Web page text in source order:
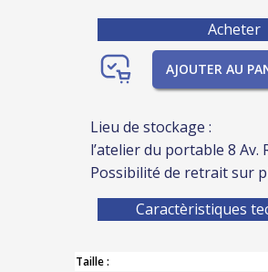
Acheter
AJOUTER AU
Lieu de stockage :
l’atelier du portable 8 Av.
Possibilité de retrait sur
Caractèristiques
Taille :